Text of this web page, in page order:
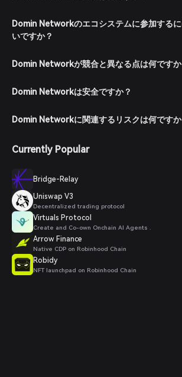
Domin Networkのエコシステムに参加する
いですか？
Domin Networkが競合と異なる点は何ですか
Domin Networkは安全ですか？
Domin Networkに関連するリスクは何ですか
Currently Popular
Bridge-Relay
Uniswap V3
Decentralized trading protocol
Virtuals Protocol
Create and Co-own Onchain AI Agents .
Arrow Finance
Native CDP on Robinhood Chain
Robidy
NFT launchpad on Robinhood Chain